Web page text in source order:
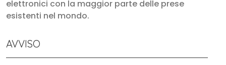
elettronici con la maggior parte delle prese
esistenti nel mondo.
AVVISO